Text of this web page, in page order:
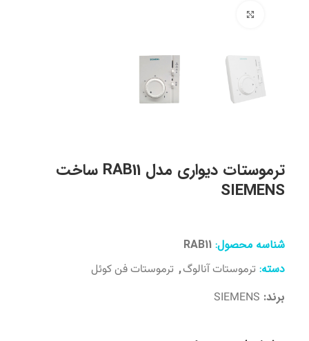
ترموستات دیواری مدل RAB11 ساخت
SIEMENS
شناسه محصول: RAB11
دسته: ترموستات آنالوگ, ترموستات فن کوئل
برند: SIEMENS